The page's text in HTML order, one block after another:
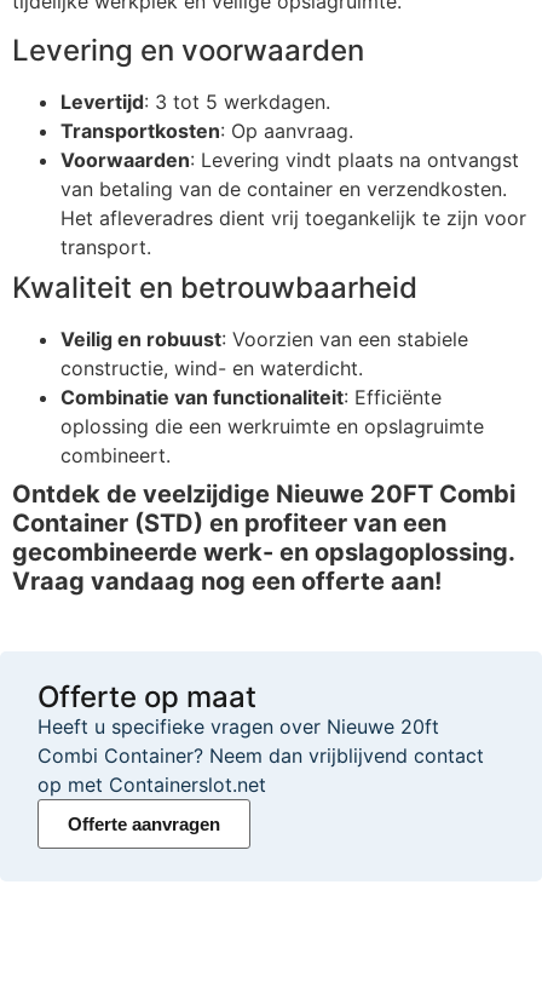
Levering en voorwaarden
Levertijd: 3 tot 5 werkdagen.
Transportkosten: Op aanvraag.
Voorwaarden: Levering vindt plaats na ontvangst
van betaling van de container en verzendkosten.
Het afleveradres dient vrij toegankelijk te zijn voor
transport.
Kwaliteit en betrouwbaarheid
Veilig en robuust: Voorzien van een stabiele
constructie, wind- en waterdicht.
Combinatie van functionaliteit: Efficiënte
oplossing die een werkruimte en opslagruimte
combineert.
Ontdek de veelzijdige Nieuwe 20FT Combi
Container (STD) en profiteer van een
gecombineerde werk- en opslagoplossing.
Vraag vandaag nog een offerte aan!
Offerte op maat
Heeft u specifieke vragen over Nieuwe 20ft
Combi Container? Neem dan vrijblijvend contact
op met Containerslot.net
Offerte aanvragen